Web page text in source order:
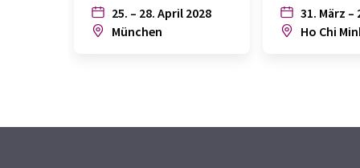
25. – 28. April 2028
München
31. März –
Ho Chi